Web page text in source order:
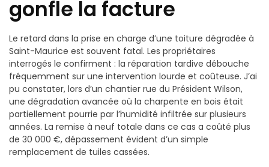
gonfle la facture
Le retard dans la prise en charge d’une toiture dégradée à
Saint-Maurice est souvent fatal. Les propriétaires
interrogés le confirment : la réparation tardive débouche
fréquemment sur une intervention lourde et coûteuse. J’ai
pu constater, lors d’un chantier rue du Président Wilson,
une dégradation avancée où la charpente en bois était
partiellement pourrie par l’humidité infiltrée sur plusieurs
années. La remise à neuf totale dans ce cas a coûté plus
de 30 000 €, dépassement évident d’un simple
remplacement de tuiles cassées.